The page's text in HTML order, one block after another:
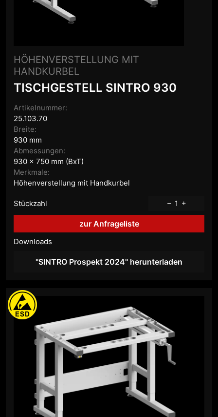
HÖHENVERSTELLUNG MIT
HANDKURBEL
TISCHGESTELL SINTRO 930
Artikelnummer:
25.103.70
Breite:
930 mm
Abmessungen:
930 x 750 mm (BxT)
Merkmale:
Höhenverstellung mit Handkurbel
Stückzahl 1
zur Anfrageliste
Downloads
"SINTRO Prospekt 2024" herunterladen